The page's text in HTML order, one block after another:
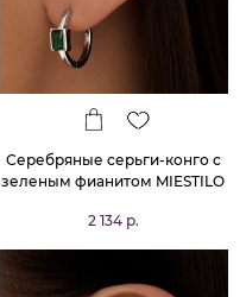
Серебряные серьги-конго с
зеленым фианитом MIESTILO
2 134 р.